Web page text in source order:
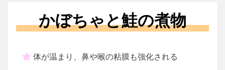
かぼちゃと鮭の煮物
体が温まり、鼻や喉の粘膜も強化される